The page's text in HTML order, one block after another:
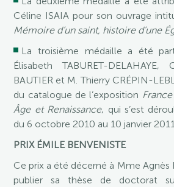
Céline ISAIA pour son ouvrage
Mémoire d’un saint, histoire d’une
La troisième médaille a été
Élisabeth TABURET-DELAHAYE,
BAUTIER et M. Thierry CRÉPIN-
du catalogue de l’exposition
Âge et Renaissance, qui s’est
du 6 octobre 2010 au 10 janvier
PRIX ÉMILE BENVENISTE
Ce prix a été décerné à Mme Agnès
publier sa thèse de doctorat